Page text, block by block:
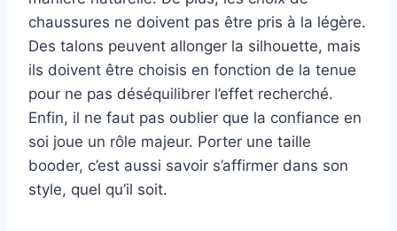
chaussures ne doivent pas être pris à la légère.
Des talons peuvent allonger la silhouette, mais
ils doivent être choisis en fonction de la tenue
pour ne pas déséquilibrer l’effet recherché.
Enfin, il ne faut pas oublier que la confiance en
soi joue un rôle majeur. Porter une taille
booder, c’est aussi savoir s’affirmer dans son
style, quel qu’il soit.